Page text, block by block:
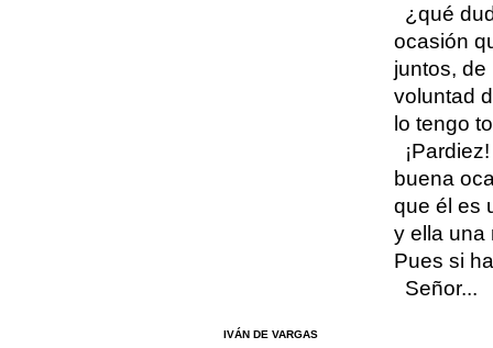
¿qué
ocasión
juntos, de
voluntad
lo tengo
buena
que él es
y ella una
Pues si
Señor...
IVÁN DE VARGAS